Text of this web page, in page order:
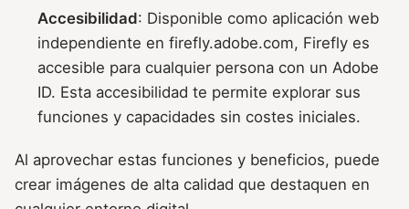
Accesibilidad: Disponible como aplicación web
independiente en firefly.adobe.com, Firefly es
accesible para cualquier persona con un Adobe
ID. Esta accesibilidad te permite explorar sus
funciones y capacidades sin costes iniciales.
Al aprovechar estas funciones y beneficios, puede
crear imágenes de alta calidad que destaquen en